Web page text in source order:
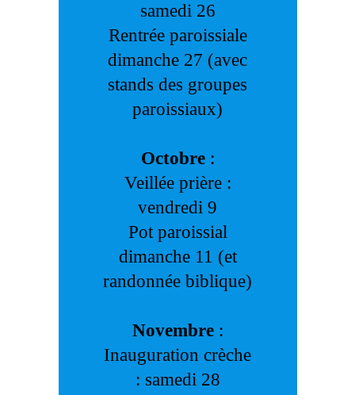
samedi 26
Rentrée paroissiale
dimanche 27 (avec
stands des groupes
paroissiaux)
Octobre :
Veillée prière :
vendredi 9
Pot paroissial
dimanche 11 (et
randonnée biblique)
Novembre:
Inauguration crèche
: samedi 28